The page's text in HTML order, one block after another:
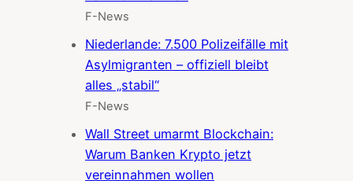
F-News
Niederlande: 7.500 Polizeifälle mit
Asylmigranten – offiziell bleibt
alles „stabil“
F-News
Wall Street umarmt Blockchain:
Warum Banken Krypto jetzt
vereinnahmen wollen